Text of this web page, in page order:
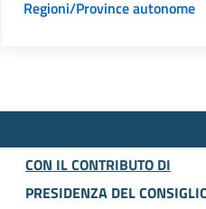
Regioni/Province autonome
CON IL CONTRIBUTO DI
PRESIDENZA DEL